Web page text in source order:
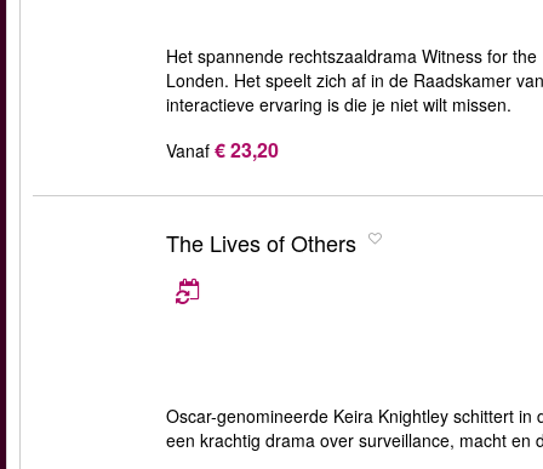
Het spannende rechtszaaldrama Witness for
Londen. Het speelt zich af in de Raadskamer
interactieve ervaring is die je niet wilt missen.
Vanaf € 23,20
The Lives of Others
Oscar-genomineerde Keira Knightley schittert
een krachtig drama over surveillance, macht en